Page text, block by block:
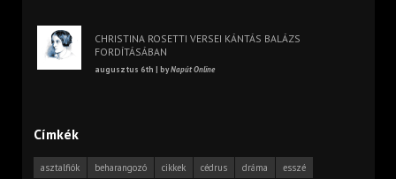
CHRISTINA ROSETTI VERSEI KÁNTÁS BALÁZS
FORDÍTÁSÁBAN
augusztus 6th | byNapút Online
Címkék
asztalfiók beharangozó cikkek cédrus dráma
esszé